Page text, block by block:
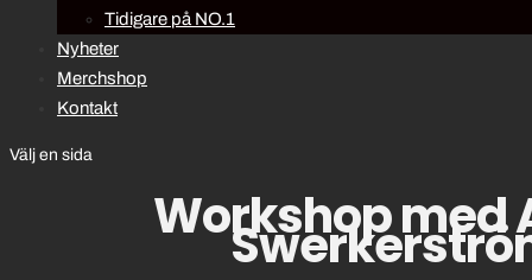
Tidigare på NO.1
Nyheter
Merchshop
Kontakt
Välj en sida
Workshop med